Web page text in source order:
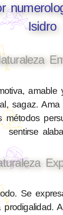
Isidro
amable
sagaz.
métodos
sentirse
Se